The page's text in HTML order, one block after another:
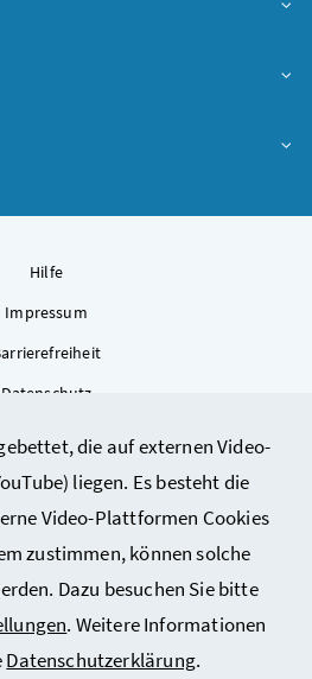
die auf externen Video-
liegen. Es besteht die
Video-Plattformen Cookies
zustimmen, können solche
Dazu besuchen Sie bitte
. Weitere Informationen
Datenschutzerklärung.
Hilfe
Impressum
Datenschutz
Sitemap
Einstellungen